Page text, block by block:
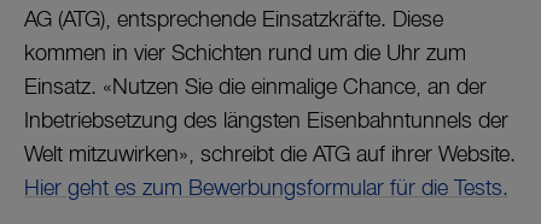
AG (ATG), entsprechende Einsatzkräfte. Diese
kommen in vier Schichten rund um die Uhr zum
Einsatz. «Nutzen Sie die einmalige Chance, an der
Inbetriebsetzung des längsten Eisenbahntunnels der
Welt mitzuwirken», schreibt die ATG auf ihrer Website.
Hier geht es zum Bewerbungsformular für die Tests.